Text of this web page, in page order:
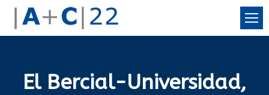
El Bercial-Universidad,